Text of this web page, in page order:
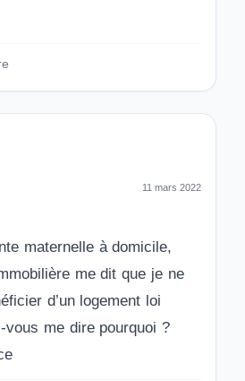
11 mars 2022
maternelle à domicile,
me dit que je ne
d’un logement loi
vous me dire pourquoi ?